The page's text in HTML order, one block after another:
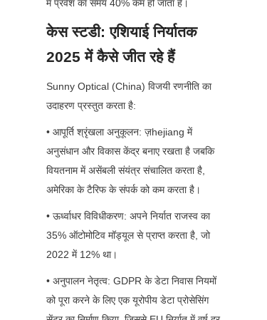
में प्रवेश का समय 40% कम हो जाता है।
केस स्टडी: एशियाई निर्यातक
2025 में कैसे जीत रहे हैं
Sunny Optical (China) विजयी रणनीति का
उदाहरण प्रस्तुत करता है:
• आपूर्ति श्रृंखला अनुकूलन: ज़hejiang में
अनुसंधान और विकास केंद्र बनाए रखता है जबकि
वियतनाम में असेंबली संयंत्र संचालित करता है,
अमेरिका के टैरिफ के संपर्क को कम करता है।
• ऊर्ध्वाधर विविधीकरण: अपने निर्यात राजस्व का
35% ऑटोमोटिव मॉड्यूल से प्राप्त करता है, जो
2022 में 12% था।
• अनुपालन नेतृत्व: GDPR के डेटा निवास नियमों
को पूरा करने के लिए एक यूरोपीय डेटा प्रोसेसिंग